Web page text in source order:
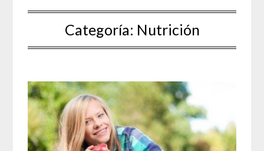
Categoría: Nutrición